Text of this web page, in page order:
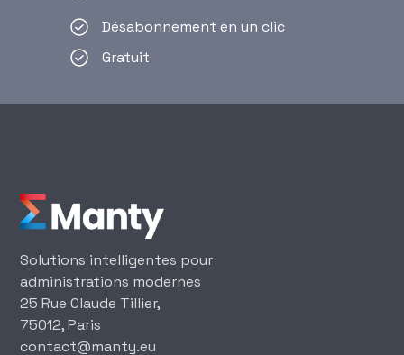
Désabonnement en un clic
Gratuit
Solutions intelligentes pour
administrations modernes
25 Rue Claude Tillier,
75012, Paris
‍contact@manty.eu